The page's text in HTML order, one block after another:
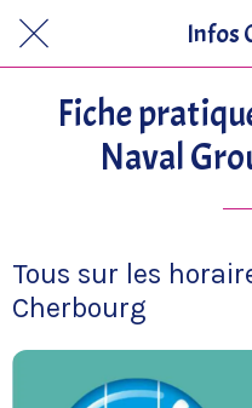
Infos
Fiche
Naval
Tous sur les
Cherbourg